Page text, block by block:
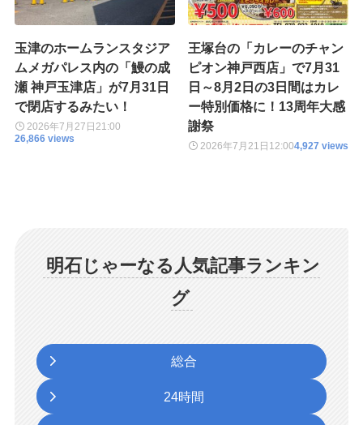
玉津のホームランスタジア
ムメガパレス内の「鰻の成
瀬 神戸玉津店」が7月31日
で閉店するみたい！
2026年7月27日 21:00
26,866 views
王塚台の「カレーのチャン
ピオン神戸西店」で7月31
日～8月2日の3日間はカレ
ー特別価格に！13周年大感
謝祭
2026年7月21日 12:004,927 views
明石じゃーなる人気記事ランキン
グ
総合
24時間